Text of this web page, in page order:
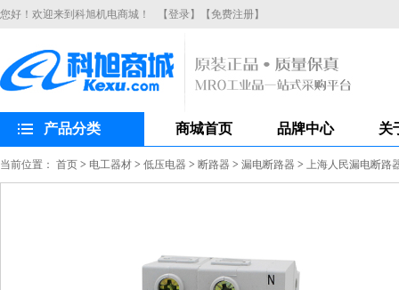
您好！欢迎来到科旭机电商城！ 【登录】 【免费注册】
产品分类 商城首页 品牌中心 关
当前位置： 首页 > 电工器材 > 低压电器 > 断路器 > 漏电断路器 > 上海人民漏电断路